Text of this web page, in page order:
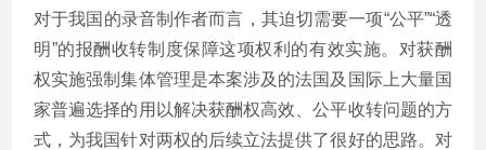
对于我国的录音制作者而言，其迫切需要一项“公平”“透
明”的报酬收转制度保障这项权利的有效实施。对获酬
权实施强制集体管理是本案涉及的法国及国际上大量国
家普遍选择的用以解决获酬权高效、公平收转问题的方
式，为我国针对两权的后续立法提供了很好的思路。对